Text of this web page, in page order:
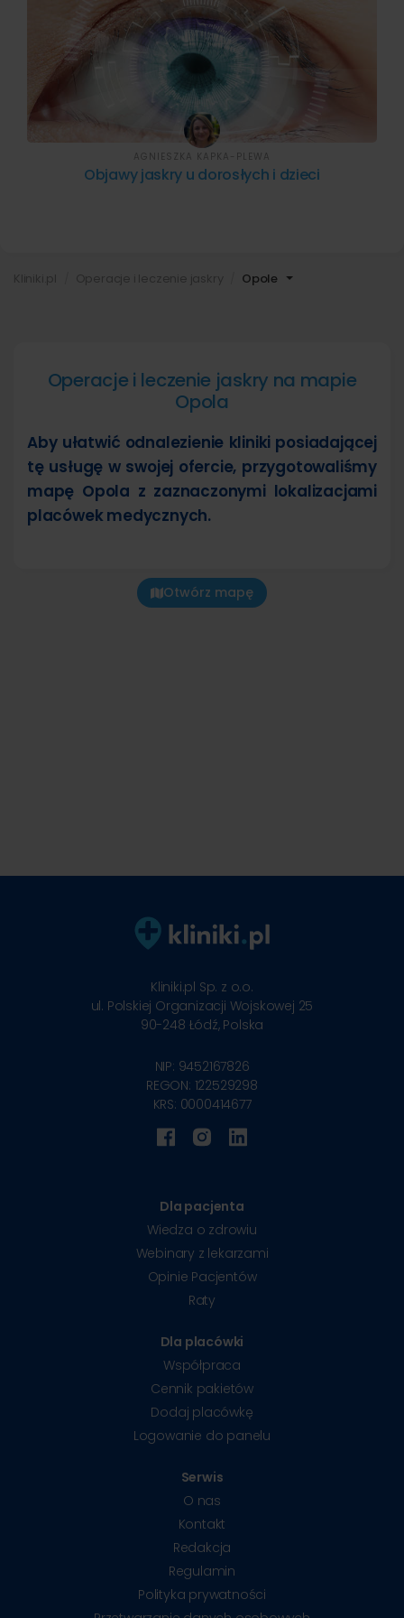
Opole
Objawy jaskry u dorosłych i dzieci
AGNIESZKA KAPKA-PLEWA
Operacje i leczenie jaskry na mapie
Opola
Aby ułatwić odnalezienie kliniki posiadającej
tę usługę w swojej ofercie, przygotowaliśmy
mapę Opola z zaznaczonymi lokalizacjami
placówek medycznych.
Otwórz mapę
Kliniki.pl Sp. z o.o.
ul. Polskiej Organizacji Wojskowej 25
90-248 Łódź, Polska
NIP: 9452167826
REGON: 122529298
KRS: 0000414677
Dla pacjenta
Wiedza o zdrowiu
Webinary z lekarzami
Opinie Pacjentów
Raty
Dla placówki
Współpraca
Cennik pakietów
Dodaj placówkę
Logowanie do panelu
Serwis
O nas
Kontakt
Redakcja
Regulamin
Polityka prywatności